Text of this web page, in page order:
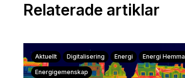
Relaterade artiklar
Aktuellt Digitalisering Energi Energi Hemma
Energigemenskap